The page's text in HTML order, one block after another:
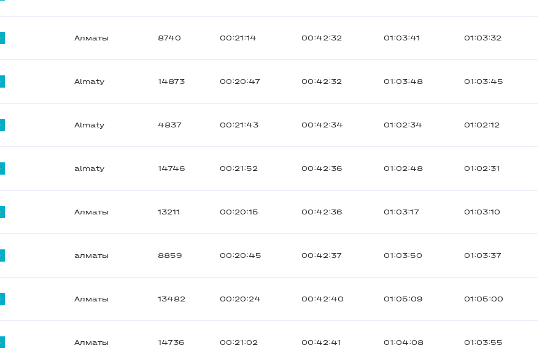
Алматы 8740 00:21:14 00:42:32 01:03:41 01:03:32
Almaty 14873 00:20:47 00:42:32 01:03:48 01:03:45
Almaty 4837 00:21:43 00:42:34 01:02:34 01:02:12
almaty 14746 00:21:52 00:42:36 01:02:48 01:02:31
Алматы 13211 00:20:15 00:42:36 01:03:17 01:03:10
алматы 8859 00:20:45 00:42:37 01:03:50 01:03:37
Алматы 13482 00:20:24 00:42:40 01:05:09 01:05:00
Алматы 14736 00:21:02 00:42:41 01:04:08 01:03:55